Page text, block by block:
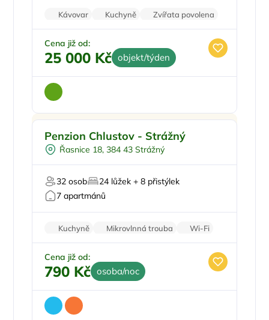
Kávovar Kuchyně
Zvířata povolena
Pračka
Vysavač
Cena již od:
25 000 Kč objekt/týden
Dětské hřiště
Sauna
U lesa
Penzion Chlustov - Strážný
Řasnice 18, 384 43 Strážný
32 osob
24 lůžek + 8 přistýlek
7 apartmánů
Kuchyně Mikrovlnná trouba
Wi-Fi
Sprchový kout
Balkon/terasa
Cena již od:
790 Kč osoba/noc